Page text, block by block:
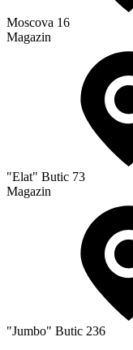
Moscova 16
Magazin
"Elat" Butic 73
Magazin
"Jumbo" Butic 236